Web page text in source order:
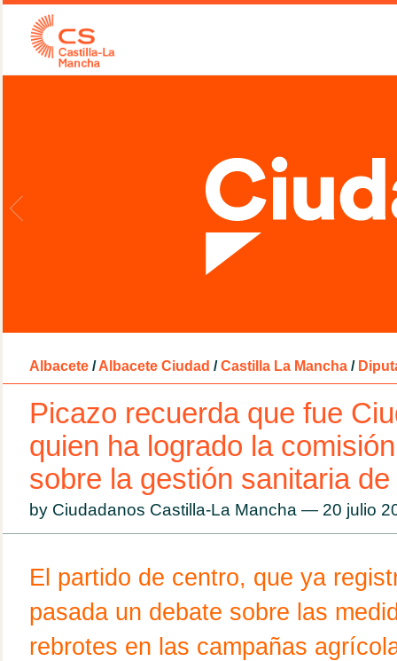
Albacete / Albacete Ciudad / Castilla La Mancha /
Picazo recuerda que fue
quien ha logrado la
sobre la gestión sanitaria
by Ciudadanos Castilla-La Mancha — 20 julio
El partido de centro, que ya
pasada un debate sobre las
rebrotes en las campañas